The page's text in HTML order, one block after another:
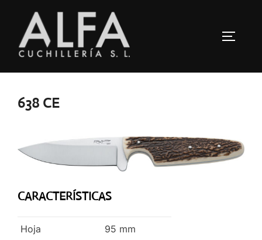
contenido
638 CE
CARACTERÍSTICAS
Hoja 95 mm